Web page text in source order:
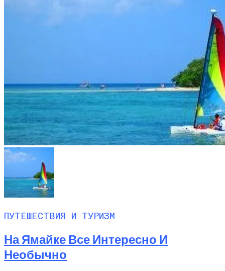
ПУТЕШЕСТВИЯ И ТУРИЗМ
На Ямайке Все Интересно И
Необычно